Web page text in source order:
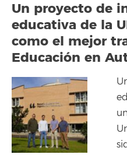
Un proyecto de
educativa de la
como el mejor
Educación en